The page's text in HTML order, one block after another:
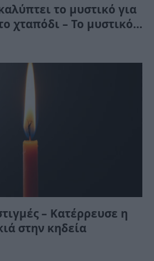
το μυστικό για
χταπόδι – Το μυστικό
– Κατέρρευσε η
στην κηδεία